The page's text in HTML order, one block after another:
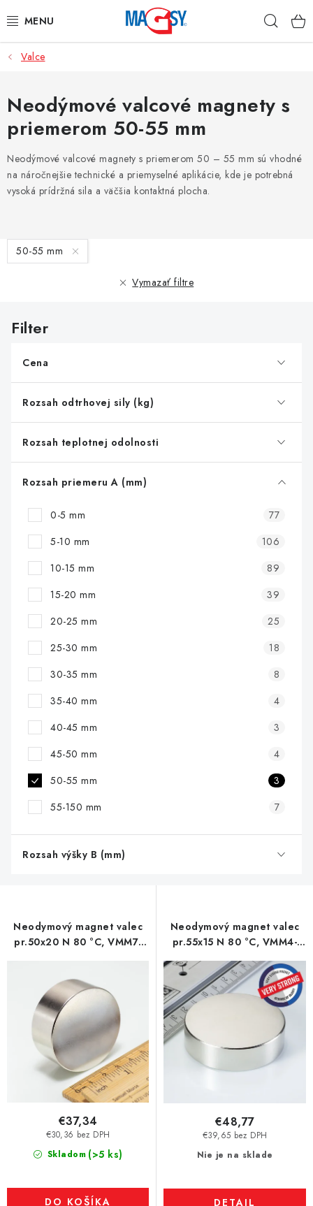
na
HLAVNÉ KATEGÓRIE
MAGNETICKÉ POMÔCKY
PRIEMYSELNÉ MAGNETY
OSTATNÉ MAGNETY
O nás Obchodné podmienky
Kontakt
Odstúpenie od zmluvy
Valce
Neodýmové valcové magnety s
priemerom 50-55 mm
Neodýmové valcové magnety s priemerom 50 – 55 mm sú vhodné
na náročnejšie technické a priemyselné aplikácie, kde je potrebná
vysoká prídržná sila a väčšia kontaktná plocha.
V
ý
s
o
u
t
50-55 mm
Vymazať filtre
Cena
Rozsah odtrhovej sily (kg)
Rozsah teplotnej odolnosti
Rozsah priemeru A (mm)
0-5 mm
77
5-10 mm
106
10-15 mm
89
15-20 mm
39
20-25 mm
25
25-30 mm
18
30-35 mm
8
35-40 mm
4
40-45 mm
3
45-50 mm
4
50-55 mm
3
55-150 mm
7
Rozsah výšky B (mm)
Neodymový magnet valec
pr.50x20 N 80 °C, VMM7-
Skladom (>5 ks)
€30,36 bez DPH
€37,34
DO KOŠÍKA
Neodymový magnet valec
pr.55x15 N 80 °C, VMM4-
N35
Nie je na sklade
€39,65 bez DPH
€48,77
DETAIL